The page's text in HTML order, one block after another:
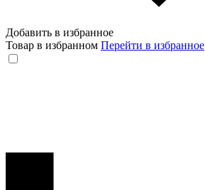
Добавить в избранное
Товар в избранном Перейти в избранное